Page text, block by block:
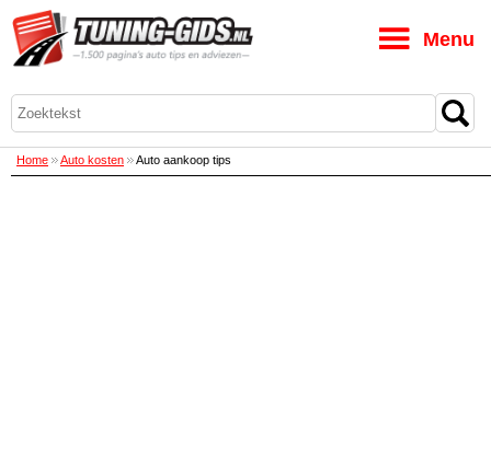
Home Auto kosten Auto aankoop tips